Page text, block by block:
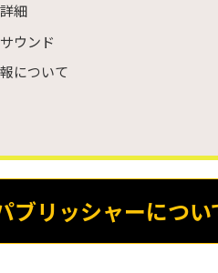
細
ウンド
について
ブリッシャーについ